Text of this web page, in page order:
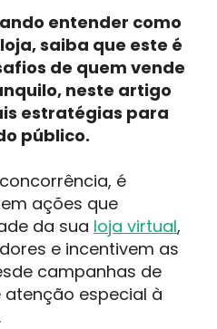
entender como
saiba que este é
de quem vende
neste artigo
estratégias para
público.
é
ações que
da sua loja virtual,
e incentivem as
campanhas de
especial à